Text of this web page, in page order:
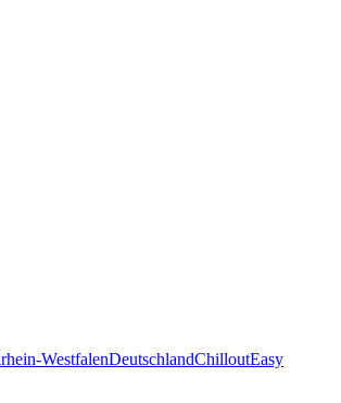
WestfalenDeutschlandChilloutEasy